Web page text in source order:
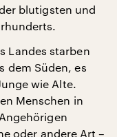
blutigsten und
Landes starben
dem Süden, es
wie Alte.
Menschen in
oder andere Art –